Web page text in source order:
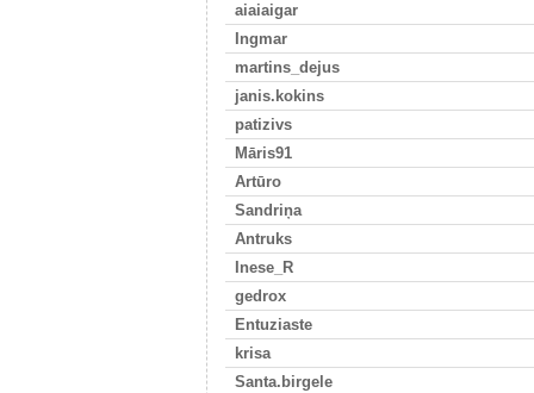
aiaiaigar
Ingmar
martins_dejus
janis.kokins
patizivs
Māris91
Artūro
Sandriņa
Antruks
Inese_R
gedrox
Entuziaste
krisa
Santa.birgele